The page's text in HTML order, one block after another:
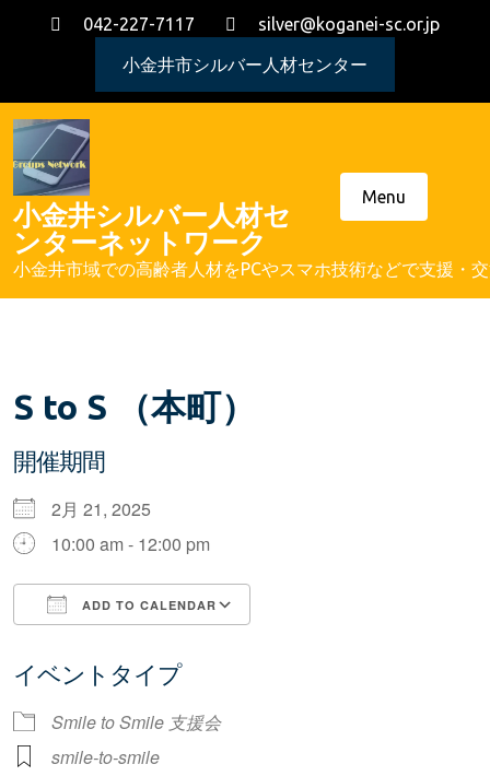
042-227-7117 silver@koganei-sc.or.jp
小金井市シルバー人材センター
小金井シルバー人材セ
ンターネットワーク
小金井市域での高齢者人材をPCやスマホ技術などで支援・
Menu
S to S （本町）
開催期間
2月 21, 2025
10:00 am - 12:00 pm
ADD TO CALENDAR
イベントタイプ
Smile to Smile 支援会
smile-to-smile